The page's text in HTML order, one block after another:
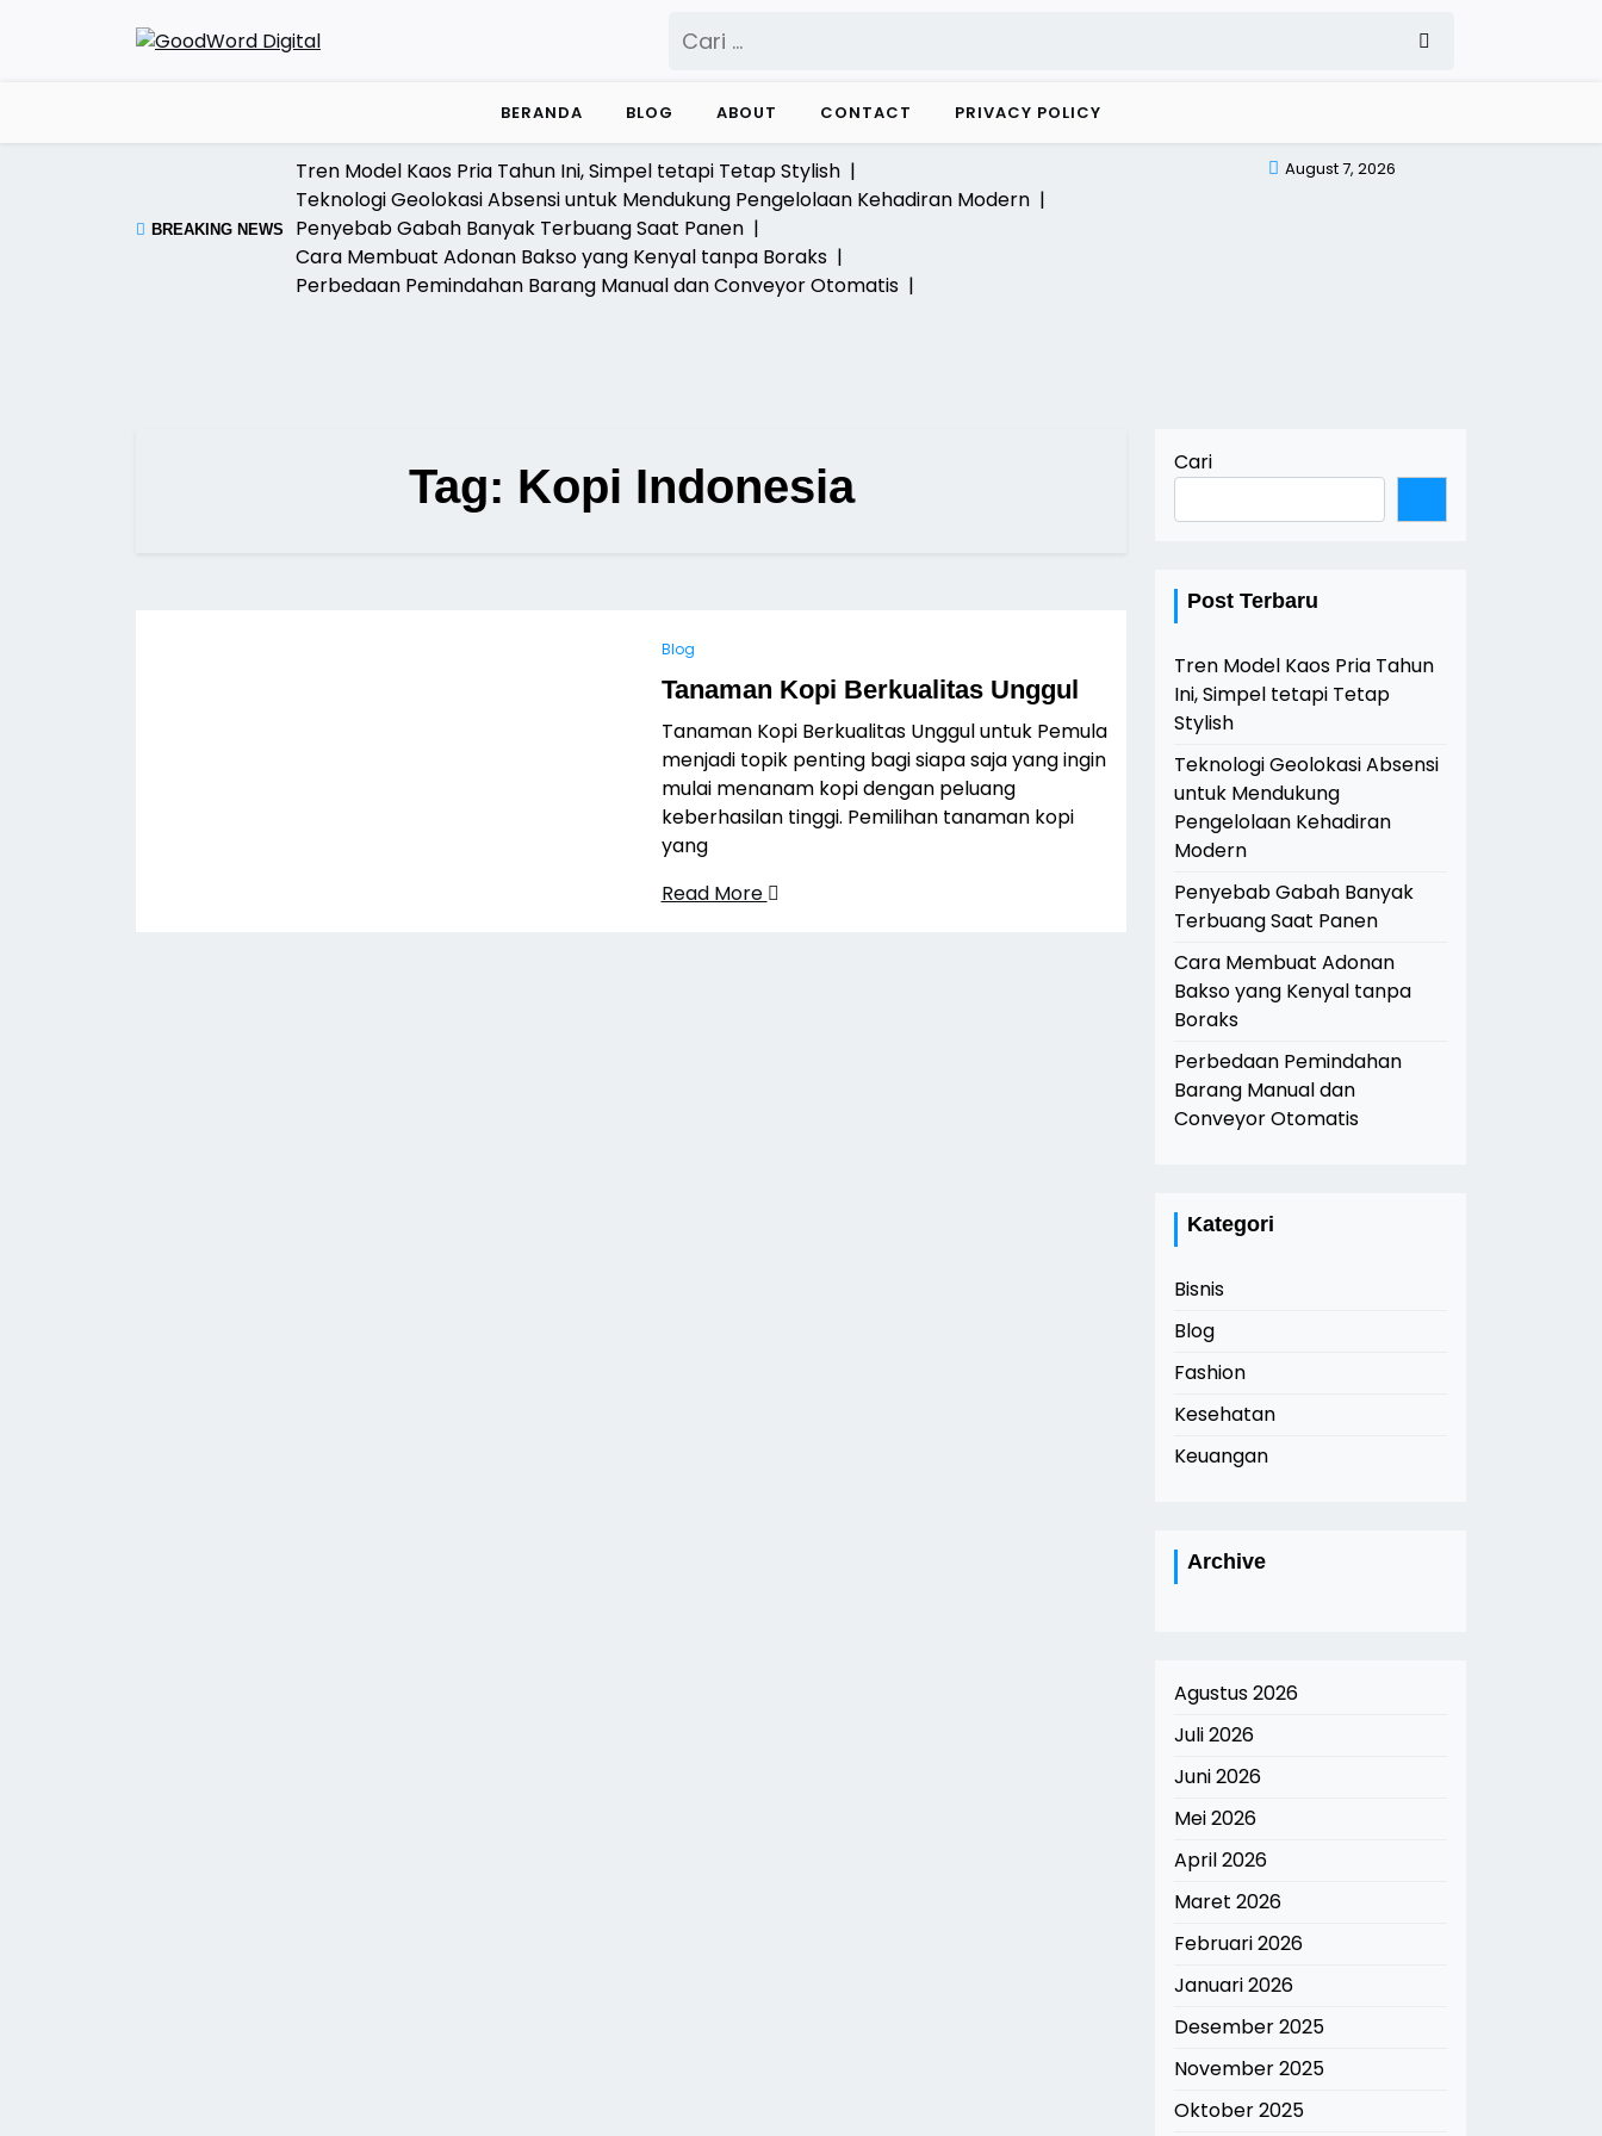
untuk:
BERANDA BLOG ABOUT CONTACT PRIVACY POLICY
BREAKING NEWS
Tren Model Kaos Pria Tahun Ini, Simpel tetapi Tetap Stylish |
Teknologi Geolokasi Absensi untuk Mendukung Pengelolaan Kehadiran Modern |
Penyebab Gabah Banyak Terbuang Saat Panen |
Cara Membuat Adonan Bakso yang Kenyal tanpa Boraks |
Perbedaan Pemindahan Barang Manual dan Conveyor Otomatis |
August 7, 2026
Tag: Kopi Indonesia
Blog
Tanaman Kopi Berkualitas Unggul
Tanaman Kopi Berkualitas Unggul untuk Pemula
menjadi topik penting bagi siapa saja yang ingin
mulai menanam kopi dengan peluang
keberhasilan tinggi. Pemilihan tanaman kopi
yang
Read More
Cari
Post Terbaru
Tren Model Kaos Pria Tahun
Ini, Simpel tetapi Tetap
Stylish
Teknologi Geolokasi Absensi
untuk Mendukung
Pengelolaan Kehadiran
Modern
Penyebab Gabah Banyak
Terbuang Saat Panen
Cara Membuat Adonan
Bakso yang Kenyal tanpa
Boraks
Perbedaan Pemindahan
Barang Manual dan
Conveyor Otomatis
Kategori
Bisnis
Blog
Fashion
Kesehatan
Keuangan
Archive
Agustus 2026
Juli 2026
Juni 2026
Mei 2026
April 2026
Maret 2026
Februari 2026
Januari 2026
Desember 2025
November 2025
Oktober 2025